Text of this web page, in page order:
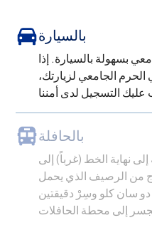
بالسيارة
بسهولة بالسيارة. إذا
الجامعي لزيارتك،
بالحافلة
رقم 10 واتجه إلى نهاية الخط (غرباً) إلى
من الرصيف الذي يحمل
سان كلو وسِرْ دقيقتين